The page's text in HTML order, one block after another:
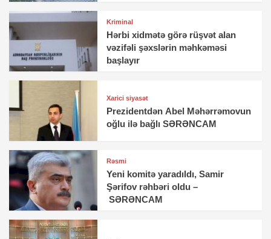
Kriminal
Hərbi xidmətə görə rüşvət alan
vəzifəli şəxslərin məhkəməsi
başlayır
Xarici siyasət
Prezidentdən Abel Məhərrəmovun
oğlu ilə bağlı SƏRƏNCAM
Rəsmi
Yeni komitə yaradıldı, Samir
Şərifov rəhbəri oldu –
SƏRƏNCAM